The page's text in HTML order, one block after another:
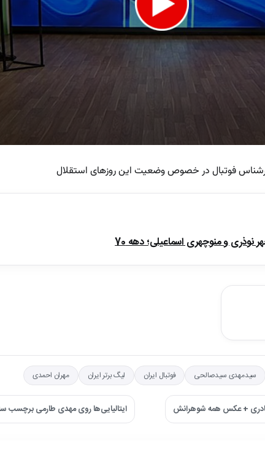
فوتبال در خصوص وضعیت این روزهای استقلال
و منوچهری اسماعیلی؛ دهه 70
سیدمهدی سیدصالحی فوتبال ایران لیگ برتر ایران مهران احمدی
نادری + عکس همه شوهرانش ایتالیایی‌ها روی مهدی طارمی برچسب